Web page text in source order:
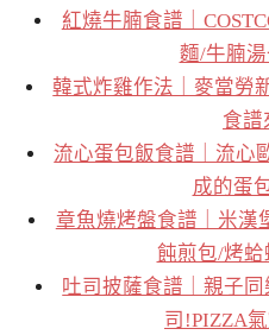
紅燒牛腩食譜｜
麵/牛腩
韓式炸雞作法｜麥當勞
食譜
流心蛋包飯食譜｜流心
成的蛋
章魚燒烤盤食譜｜米漢
飩煎包/烤
吐司披薩食譜｜親子
司!PIZZA